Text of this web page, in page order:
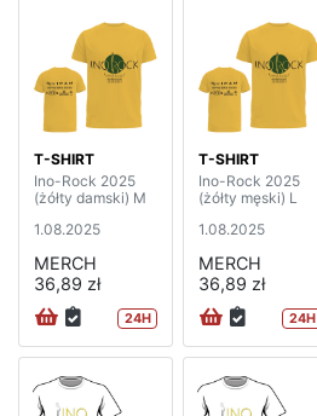
T-SHIRT
Ino-Rock 2025
(żółty damski) M
1.08.2025
MERCH
36,89 zł
24H
T-SHIRT
Ino-Rock 2025
(żółty męski) L
1.08.2025
MERCH
36,89 zł
24H